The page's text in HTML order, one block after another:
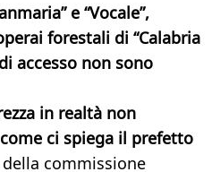
e “Vocale”,
forestali di “Calabria
accesso non sono
in realtà non
ci spiega il prefetto
della commissione